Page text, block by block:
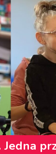
Jedna